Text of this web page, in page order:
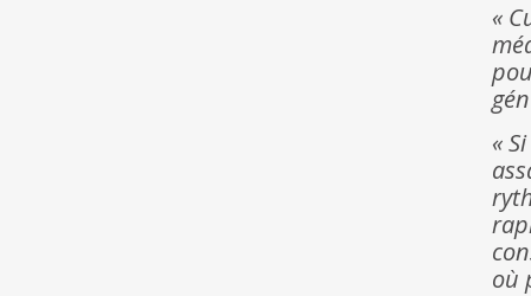
«
«
où